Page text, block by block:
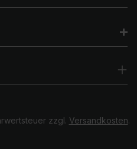
zzgl. Versandkosten.